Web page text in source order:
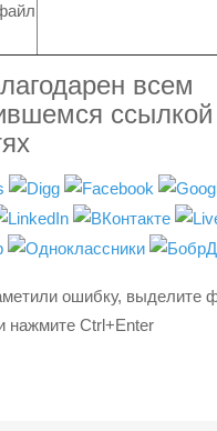
всем
ссылкой
ошибку, выделите
нажмите Ctrl+Enter